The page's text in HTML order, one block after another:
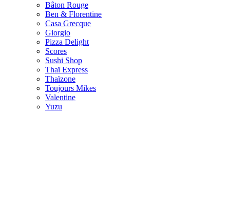
Bâton Rouge
Ben & Florentine
Casa Grecque
Giorgio
Pizza Delight
Scores
Sushi Shop
Thaï Express
Thaïzone
Toujours Mikes
Valentine
Yuzu